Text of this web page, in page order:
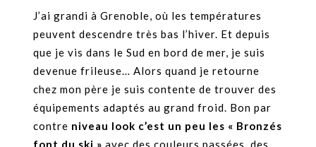
J’ai grandi à Grenoble, où les températures
peuvent descendre très bas l’hiver. Et depuis
que je vis dans le Sud en bord de mer, je suis
devenue frileuse… Alors quand je retourne
chez mon père je suis contente de trouver des
équipements adaptés au grand froid. Bon par
contre niveau look c’est un peu les « Bronzés
font du ski » avec des couleurs passées, des